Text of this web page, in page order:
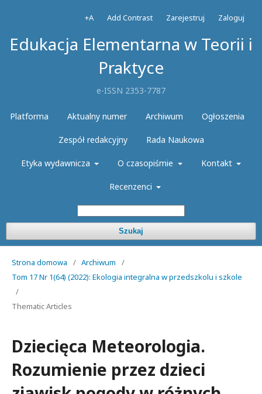
Edukacja Elementarna w Teorii i
Praktyce
e-ISSN 2353-7787
Platforma Aktualny numer Archiwum Ogłoszenia
Zespół redakcyjny Rada Naukowa
Etyka wydawnicza O czasopiśmie Kontakt
Recenzenci
Szukaj
+A Add Contrast Zarejestruj Zaloguj
Strona domowa / Archiwum
/
Tom 17 Nr 1(64) (2022): Ekologia integralna w przedszkolu i szkole
/
Thematic Articles
Dziecięca Meteorologia.
Rozumienie przez dzieci